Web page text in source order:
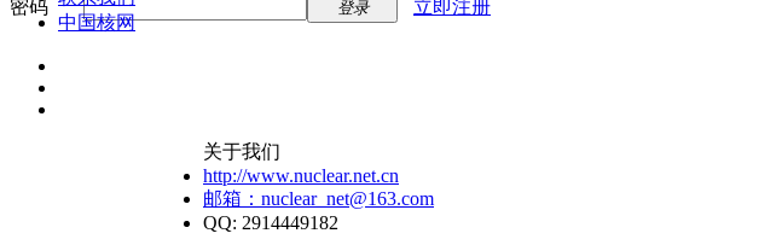
密码 登录 立即注册
中国核网
关于我们
http://www.nuclear.net.cn
邮箱：nuclear_net@163.com
QQ: 2914449182